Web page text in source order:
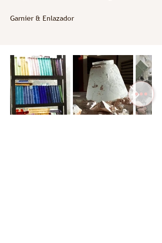
Garnier & Enlazador